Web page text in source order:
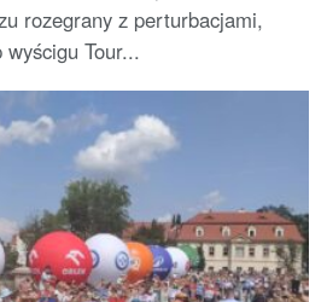
rozegrany z perturbacjami,
Tour...